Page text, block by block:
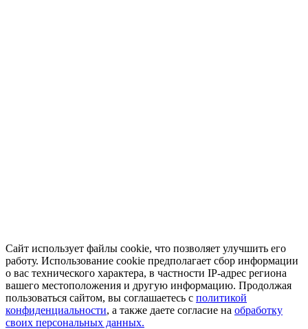
Сайт использует файлы cookie, что позволяет улучшить его
работу. Использование cookie предполагает сбор информации
о вас технического характера, в частности IP-адрес региона
вашего местоположения и другую информацию. Продолжая
пользоваться сайтом, вы соглашаетесь с политикой
конфиденциальности, а также даете согласие на обработку
своих персональных данных.